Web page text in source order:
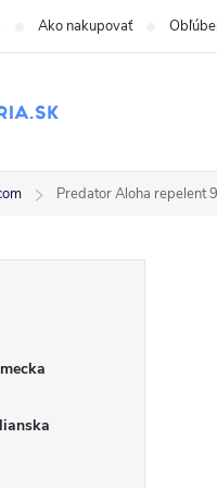
Ako nakupovať
Predator Aloha repelent